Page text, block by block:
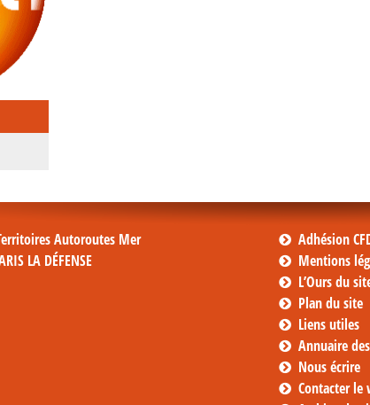
Autoroutes Mer
LA DÉFENSE
Adhésion
Mentions
L’Ours du
Plan du site
Liens utiles
Annuaire
Nous écrire
Contacter le